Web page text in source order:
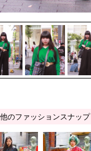
のファッションスナップ